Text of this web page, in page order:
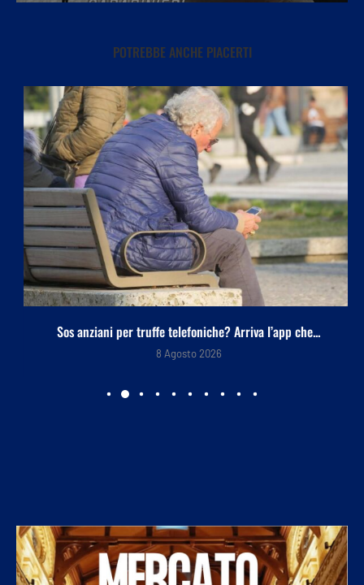
POTREBBE ANCHE PIACERTI
Sos anziani per truffe telefoniche? Arriva l’app che...
8 Agosto 2026